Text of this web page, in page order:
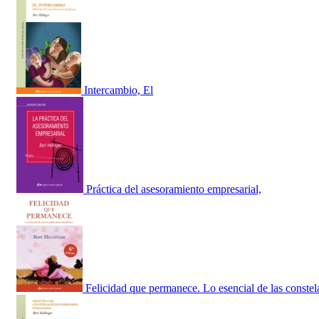
Intercambio, El
Práctica del asesoramiento empresarial,
Felicidad que permanece. Lo esencial de las